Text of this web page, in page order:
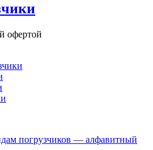
офертой
погрузчиков — алфавитный